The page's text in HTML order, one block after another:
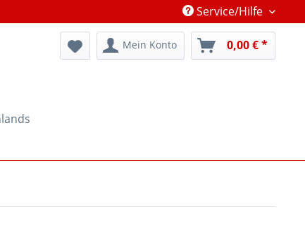
Service/Hilfe
Mein Konto 0,00 € *